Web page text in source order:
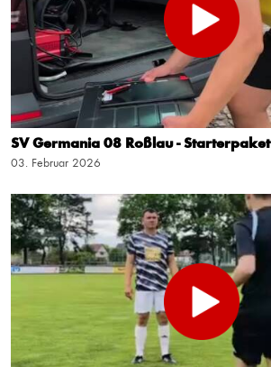
SV Germania 08 Roßlau - Starterpaket
03. Februar 2026